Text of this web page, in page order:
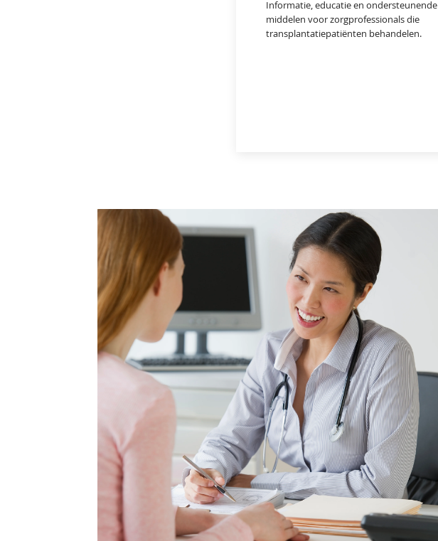
Informatie, educatie en ondersteunende
middelen voor zorgprofessionals die
transplantatiepatiënten behandelen.